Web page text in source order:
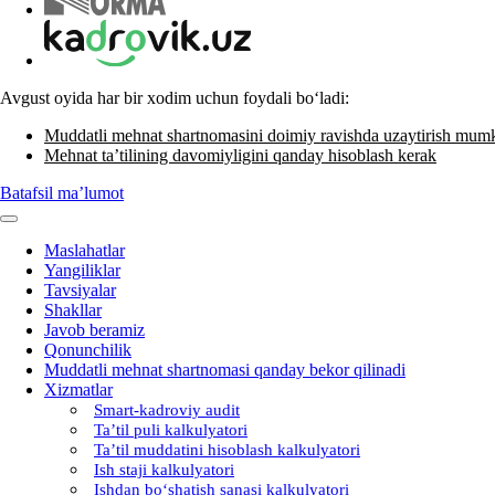
Avgust oyida har bir хodim uchun foydali boʻladi:
Muddatli mehnat shartnomasini doimiy ravishda uzaytirish
Mehnat ta’tilining davomiyligini qanday hisoblash kerak
Batafsil ma’lumot
Maslahatlar
Yangiliklar
Tavsiyalar
Shakllar
Javob beramiz
Qonunchilik
Muddatli mehnat shartnomasi qanday bekor qilinadi
Xizmatlar
Smart-kadroviy audit
Ta’til puli kalkulyatori
Ta’til muddatini hisoblash kalkulyatori
Ish staji kalkulyatori
Ishdan boʻshatish sanasi kalkulyatori